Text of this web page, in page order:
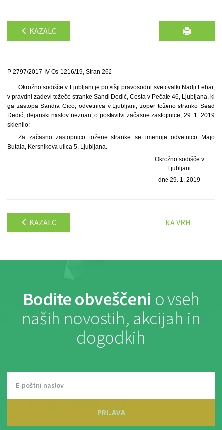
KAZALO
P 2797/2017-IV Os-1216/19, Stran 262
Okrožno sodišče v Ljubljani je po višji pravosodni svetovalki Nadji Lebar,
v pravdni zadevi tožeče stranke Sandi Dedić, Cesta v Pečale 46, Ljubljana, ki
ga zastopa Sandra Cico, odvetnica v Ljubljani, zoper toženo stranko Sead
Dedić, dejanski naslov neznan, o postavitvi začasne zastopnice, 29. 1. 2019
sklenilo:
Za začasno zastopnico tožene stranke se imenuje odvetnico Majo
Butala, Kersnikova ulica 5, Ljubljana.
Okrožno sodišče v
Ljubljani
dne 29. 1. 2019
KAZALO NA VRH
Bodite obveščeni o vseh
naših novostih, akcijah in
dogodkih
PRIJAVA